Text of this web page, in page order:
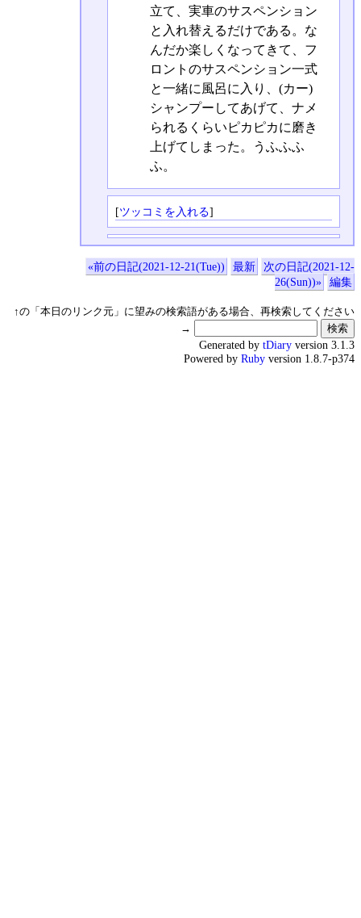
立て、実車のサスペンション
と入れ替えるだけである。な
んだか楽しくなってきて、フ
ロントのサスペンション一式
と一緒に風呂に入り、(カー)
シャンプーしてあげて、ナメ
られるくらいピカピカに磨き
上げてしまった。うふふふ
ふ。
[ツッコミを入れる]
«前の日記(2021-12-21(Tue)) 最新
次の日記(2021-12-
26(Sun))»
編集
↑の「本日のリンク元」に望みの検索語がある場合、再検索してください
→
Generated by tDiary version 3.1.3
Powered by Ruby version 1.8.7-p374